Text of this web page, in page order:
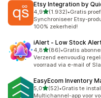
Etsy Integration by
4,9van 5 sterren
(1.932)
1932 recensies in totaal
•Gratis
Synchroniseer Etsy-
100% zekerheid!
iAlert ‑ Low Stock
4,8van 5 sterren
(86)
86 recensies in totaal
•Gratis
Verzend eenvoudig
voorraad via e-mail of
EasyEcom Inventory
5,0van 5 sterren
(52)
52 recensies in totaal
•Gratis te
Multichannel-app voor